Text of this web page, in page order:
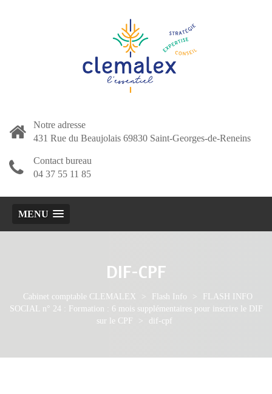
Notre adresse
431 Rue du Beaujolais 69830 Saint-Georges-de-Reneins
Contact bureau
04 37 55 11 85
MENU
DIF-CPF
Cabinet comptable CLEMALEX > Flash Info >
FLASH INFO
SOCIAL n° 24 : Formation : 6 mois supplémentaires pour inscrire le DIF
sur le CPF
> dif-cpf